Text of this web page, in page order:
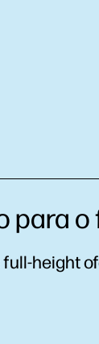
para o
height